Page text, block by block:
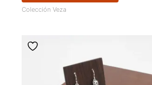
Colección Veza